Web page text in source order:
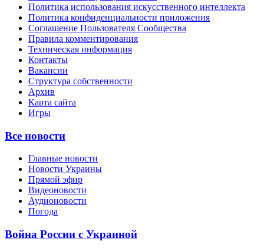
Политика использования искусственного интеллекта
Политика конфиденциальности приложения
Соглашение Пользователя Сообщества
Правила комментирования
Техническая информация
Контакты
Вакансии
Структура собственности
Архив
Карта сайта
Игры
Все новости
Главные новости
Новости Украины
Прямой эфир
Видеоновости
Аудионовости
Погода
Война России с Украиной